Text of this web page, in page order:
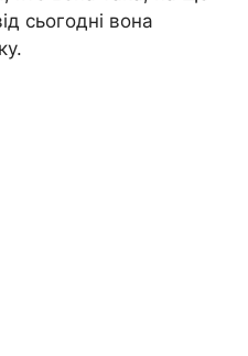
сьогодні вона